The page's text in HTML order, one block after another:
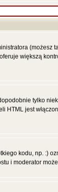
(możesz
większą
tylko
jest
kodu, np. :)
i moderator